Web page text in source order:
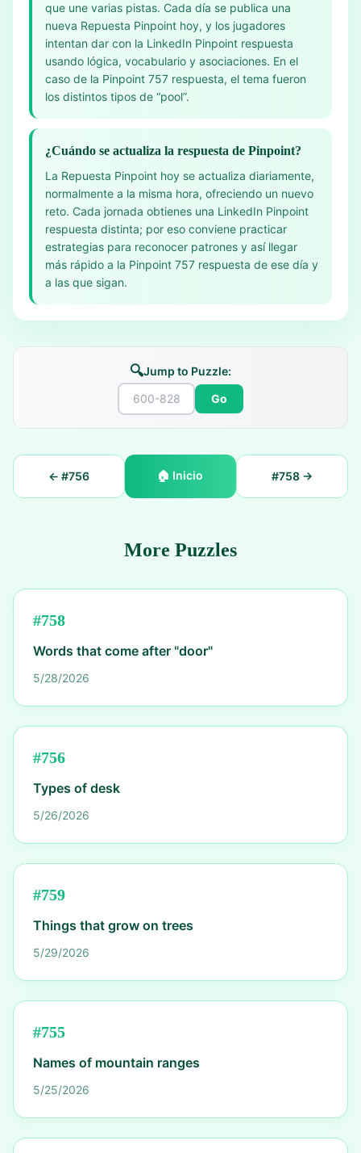
que une varias pistas. Cada día se publica una
nueva Repuesta Pinpoint hoy, y los jugadores
intentan dar con la LinkedIn Pinpoint respuesta
usando lógica, vocabulario y asociaciones. En el
caso de la Pinpoint 757 respuesta, el tema fueron
los distintos tipos de “pool”.
¿Cuándo se actualiza la respuesta de Pinpoint?
La Repuesta Pinpoint hoy se actualiza diariamente,
normalmente a la misma hora, ofreciendo un nuevo
reto. Cada jornada obtienes una LinkedIn Pinpoint
respuesta distinta; por eso conviene practicar
estrategias para reconocer patrones y así llegar
más rápido a la Pinpoint 757 respuesta de ese día y
a las que sigan.
🔍Jump to Puzzle:
Go
← #756 🏠 Inicio #758→
More Puzzles
#758
Words that come after "door"
5/28/2026
#756
Types of desk
5/26/2026
#759
Things that grow on trees
5/29/2026
#755
Names of mountain ranges
5/25/2026